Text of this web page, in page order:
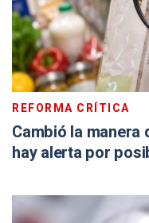
REFORMA CRÍTICA
Cambió la
hay alerta por